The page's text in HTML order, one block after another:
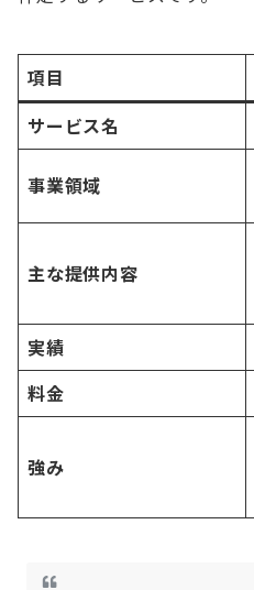
項目
サービス名
事業領域
主な提供内容
実績
料金
強み